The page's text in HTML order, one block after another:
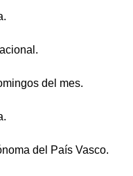
del mes.
del País Vasco.